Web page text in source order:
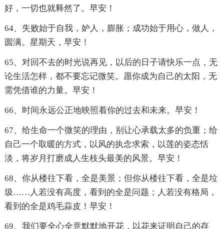
好，一切也就释然了。早安！
64、失败始于自我，妒人，膨胀；成功始于用心，做人，
圆满。星期天，早安！
65、对回不去的时光说再见，以后的日子请快乐一点，无
论生活怎样，都不要忘记微笑。愿你成为自己的太阳，无
需凭借谁的力量。早安！
66、时间永远公正地映照着你的过去和未来。早安！
67、给生命一个微笑的理由，别让心承载太多的负重；给
自己一个取暖的方式，以风的执念求索，以莲的姿态恬
淡，将岁月打磨成人生枝头最美的风景。早安！
68、你从楼往下看，全是美景；但你从楼往下看，全是垃
圾……人若没有高度，看到的全是问题；人若没有格局，
看到的全是鸡毛蒜皮！早安！
69、我们要全心全意默默地开花，以花来证明自己的存